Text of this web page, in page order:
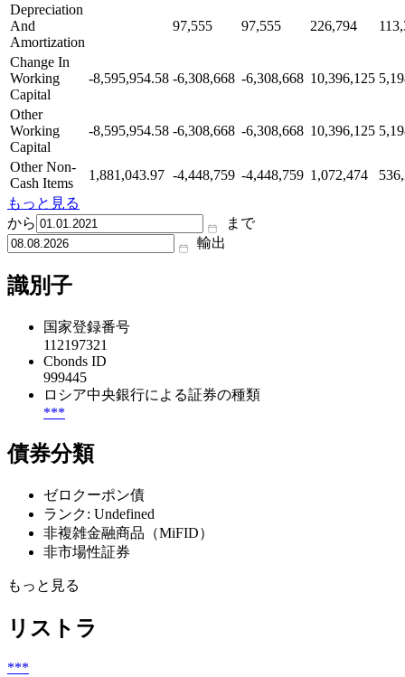
Depreciation
And
Amortization
97,555 97,555 226,794
Change In
Working
Capital
-8,595,954.58 -6,308,668 -6,308,668 10,396,125
Other
Working
Capital
-8,595,954.58 -6,308,668 -6,308,668 10,396,125
Other Non-
Cash Items
1,881,043.97 -4,448,759 -4,448,759 1,072,474
もっと見る
から
まで
輸出
識別子
国家登録番号
112197321
Cbonds ID
999445
ロシア中央銀行による証券の種類
***
債券分類
ゼロクーポン債
ランク: Undefined
非複雑金融商品（MiFID）
非市場性証券
もっと見る
リストラ
***